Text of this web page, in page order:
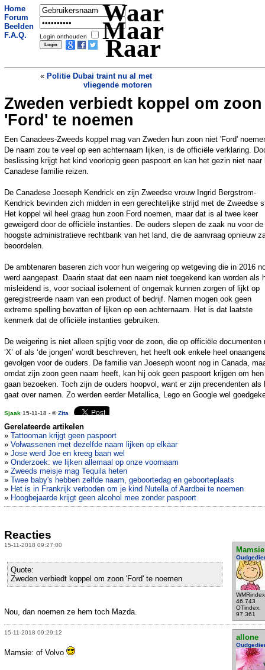
Home
Forum
Beelden
F.A.Q.
Login onthouden
Waar
Maar
Raar
« Politie Dubai traint nu al met
vliegende motoren
Dubbelganger Friends-acteur opgepakt
na viral opsporingsbericht»
Zweden verbiedt koppel om zoon
'Ford' te noemen
Een Canadees-Zweeds koppel mag van Zweden hun zoon niet 'Ford'
De naam zou te veel op een achternaam lijken, is de officiële verklaring.
beslissing krijgt het kind voorlopig geen paspoort en kan het gezin niet naar
Canadese familie reizen.
De Canadese Joeseph Kendrick en zijn Zweedse vrouw Ingrid Bergstrom-
Kendrick bevinden zich midden in een gerechtelijke strijd met de Zweedse
Het koppel wil heel graag hun zoon Ford noemen, maar dat is al twee keer
geweigerd door de officiële instanties. De ouders slepen de zaak nu voor de
hoogste administratieve rechtbank van het land, die de aanvraag opnieuw
beoordelen.
De ambtenaren baseren zich voor hun weigering op wetgeving die in 2016
werd aangepast. Daarin staat dat een naam niet toegekend kan worden als
misleidend is, voor sociaal isolement of ongemak kunnen zorgen of lijkt op
geregistreerde naam van een product of bedrijf. Namen mogen ook geen
extreme spelling bevatten of lijken op een achternaam. Het is dat laatste
kenmerk dat de officiële instanties gebruiken.
De weigering is niet alleen spijtig voor de zoon, die op officiële documenten
‘X’ of als ‘de jongen’ wordt beschreven, het heeft ook enkele heel
gevolgen voor de ouders. De familie van Joeseph woont nog in Canada,
omdat zijn zoon geen naam heeft, kan hij ook geen paspoort krijgen om
gaan bezoeken. Toch zijn de ouders hoopvol, want er zijn precendenten als
gaat over namen. Zo werden eerder Metallica, Lego en Google wel
Sjaak 15-11-18 - ©Zita
Gerelateerde artikelen
» Tattooman krijgt geen paspoort
» Volwassenen met dezelfde naam lijken op elkaar
» Jose werd Joe en kreeg baan wel
» Onderzoek: we lijken allemaal op onze voornaam
» Zweeds meisje mag Tequila heten
» Twee baby's hebben zelfde naam, geboortedag en geboorteplaats
» Het is in Frankrijk verboden om je kind Nutella of Aardbei te noemen
» Hoogbejaarde krijgt geen alcohol mee zonder paspoort
Reacties
15-11-2018 09:27:00
Mamsie
46.743
OTindex:
97.361
Quote:
Zweden verbiedt koppel om zoon 'Ford' te noemen
Nou, dan noemen ze hem toch Mazda.
15-11-2018 09:29:12
allone
Mamsie: of Volvo